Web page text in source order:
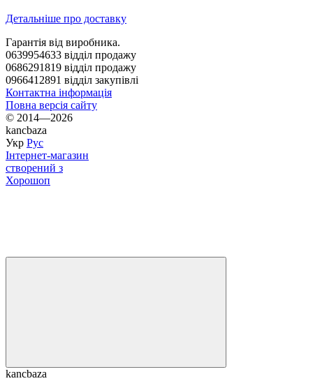
Детальніше про доставку
Гарантія від виробника.
0639954633 відділ продажу
0686291819 відділ продажу
0966412891 відділ закупівлі
Контактна інформація
Повна версія сайту
© 2014—2026
kancbaza
Укр Рус
Інтернет-магазин
створений з
Хорошоп
kancbaza